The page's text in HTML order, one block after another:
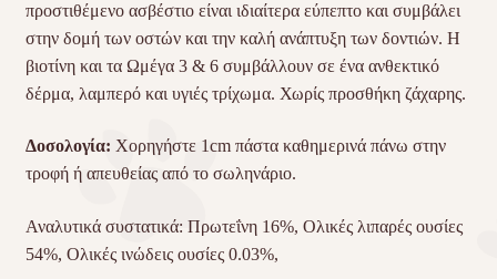
προστιθέμενο ασβέστιο είναι ιδιαίτερα εύπεπτο και συμβάλει
στην δομή των οστών και την καλή ανάπτυξη των δοντιών. Η
βιοτίνη και τα Ωμέγα 3 & 6 συμβάλλουν σε ένα ανθεκτικό
δέρμα, λαμπερό και υγιές τρίχωμα. Χωρίς προσθήκη ζάχαρης.
Δοσολογία: Χορηγήστε 1cm πάστα καθημερινά πάνω στην
τροφή ή απευθείας από το σωληνάριο.
Αναλυτικά συστατικά: Πρωτεΐνη 16%, Ολικές λιπαρές ουσίες
54%, Ολικές ινώδεις ουσίες 0.03%,